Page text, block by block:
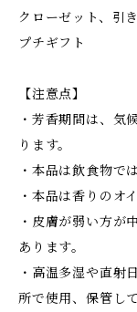
クローゼット、引
プチギフト
【注意点】
・芳香期間は、気
ります。
・本品は飲食物で
・本品は香りのオ
・皮膚が弱い方が
あります。
・高温多湿や直射
所で使用、保管し